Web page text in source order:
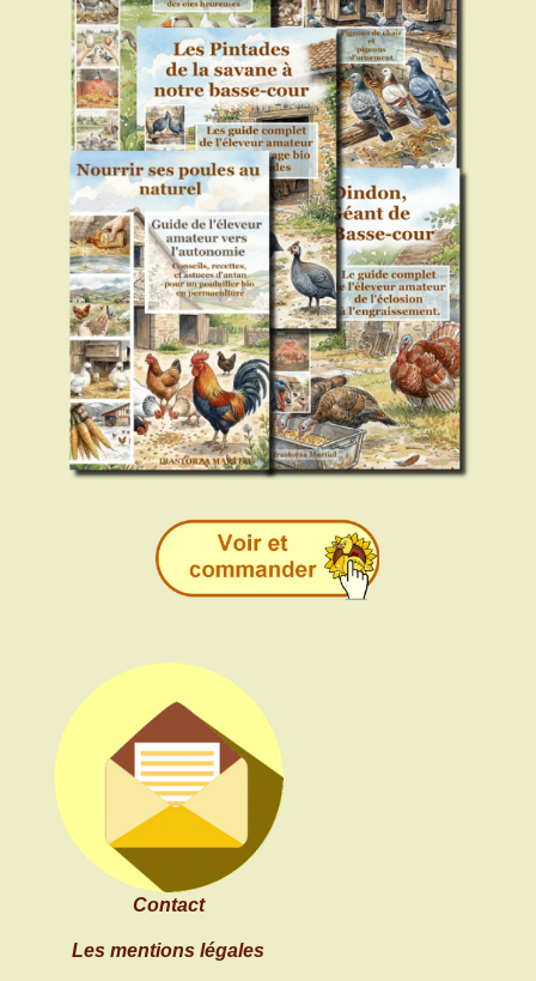
Contact
Les mentions légales